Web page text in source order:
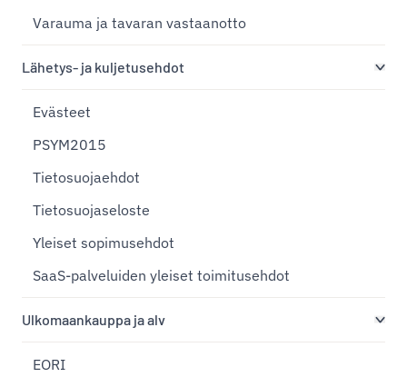
Varauma ja tavaran vastaanotto
Lähetys- ja kuljetusehdot
Evästeet
PSYM2015
Tietosuojaehdot
Tietosuojaseloste
Yleiset sopimusehdot
SaaS-palveluiden yleiset toimitusehdot
Ulkomaankauppa ja alv
EORI